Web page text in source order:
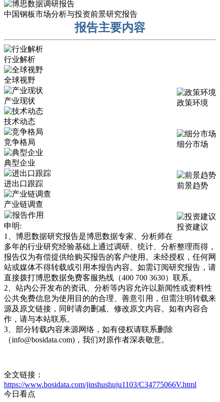
中国钢板市场分析与投资前景研究报告
报告主要内容
行业解析
全球视野
政策环境
产业现状
技术动态
细分市场
竞争格局
典型企业
前景趋势
进出口跟踪
产业链调查
投资建议
申明:
1、博思数据研究报告是博思数据专家、分析师在
多年的行业研究经验基础上通过调研、统计、分析整理而得，
报告仅为有偿提供给购买报告的客户使用。未经授权，任何网
站或媒体不得转载或引用本报告内容。如需订阅研究报告，请
直接拨打博思数据免费客服热线（400 700 3630）联系。
2、站内公开发布的资讯、分析等内容允许以新闻性或资料性
公共免费信息为使用目的的合理、善意引用，但需注明转载来
源及原文链接，同时请勿删减、修改原文内容。如有内容合
作，请与本站联系。
3、部分转载内容来源网络，如有侵权请联系删除
（info@bosidata.com)，我们对原作者深表敬意。
全文链接：
https://www.bosidata.com/jinshushuju1103/C34775066V.html
今日看点